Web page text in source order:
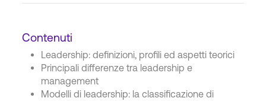
Contenuti
Leadership: definizioni, profili ed aspetti teorici
Principali differenze tra leadership e
management
Modelli di leadership: la classificazione di